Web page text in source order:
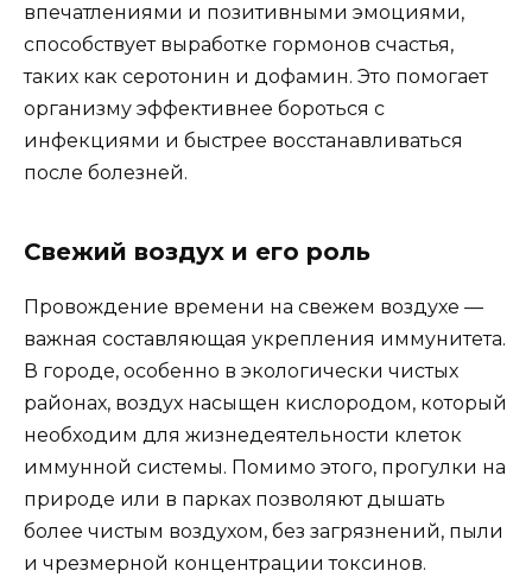
впечатлениями и позитивными эмоциями,
способствует выработке гормонов счастья,
таких как серотонин и дофамин. Это помогает
организму эффективнее бороться с
инфекциями и быстрее восстанавливаться
после болезней.
Свежий воздух и его роль
Провождение времени на свежем воздухе —
важная составляющая укрепления иммунитета.
В городе, особенно в экологически чистых
районах, воздух насыщен кислородом, который
необходим для жизнедеятельности клеток
иммунной системы. Помимо этого, прогулки на
природе или в парках позволяют дышать
более чистым воздухом, без загрязнений, пыли
и чрезмерной концентрации токсинов.